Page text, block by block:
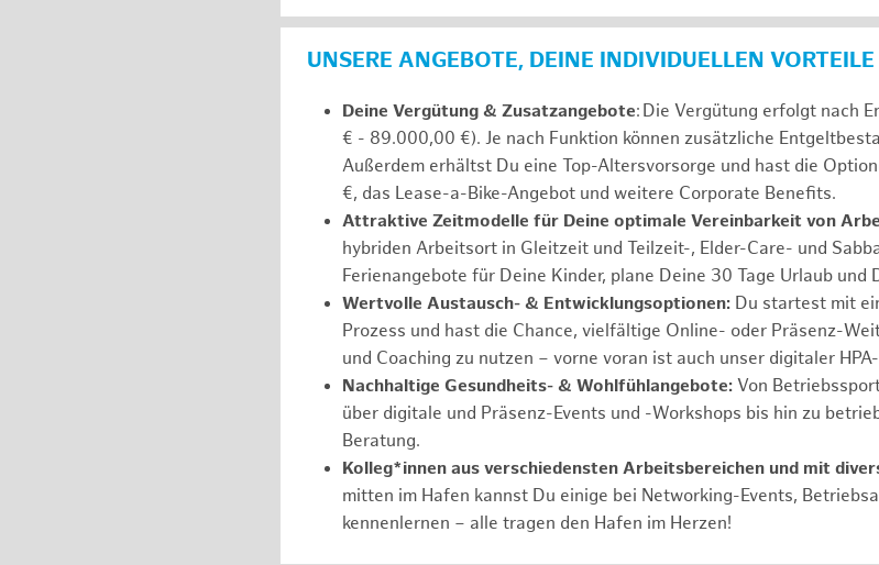
UNSERE ANGEBOTE, DEINE INDIVIDUELLEN VORTEILE
Deine Vergütung & Zusatzangebote: Die Vergütung erfolgt nach
€ - 89.000,00 €). Je nach Funktion können zusätzliche
Außerdem erhältst Du eine Top-Altersvorsorge und hast die
€, das Lease-a-Bike-Angebot und weitere Corporate Benefits.
Attraktive Zeitmodelle für Deine optimale Vereinbarkeit von
hybriden Arbeitsort in Gleitzeit und Teilzeit-, Elder-Care- und
Ferienangebote für Deine Kinder, plane Deine 30 Tage Urlaub und
Wertvolle Austausch- & Entwicklungsoptionen: Du startest mit
Prozess und hast die Chance, vielfältige Online- oder Präsenz-
und Coaching zu nutzen – vorne voran ist auch unser digitaler
Nachhaltige Gesundheits- & Wohlfühlangebote: Von
über digitale und Präsenz-Events und -Workshops bis hin zu
Beratung.
Kolleg*innen aus verschiedensten Arbeitsbereichen und mit
mitten im Hafen kannst Du einige bei Networking-Events,
kennenlernen – alle tragen den Hafen im Herzen!